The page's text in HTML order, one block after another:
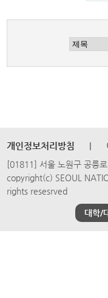
개인정보처리방침 |
[01811] 서울 노원구 공릉
copyright(c) SEOUL
rights resesrved
대학/